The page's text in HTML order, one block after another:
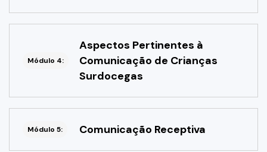
Módulo 4:
Aspectos Pertinentes à
Comunicação de Crianças
Surdocegas
Módulo 5: Comunicação Receptiva